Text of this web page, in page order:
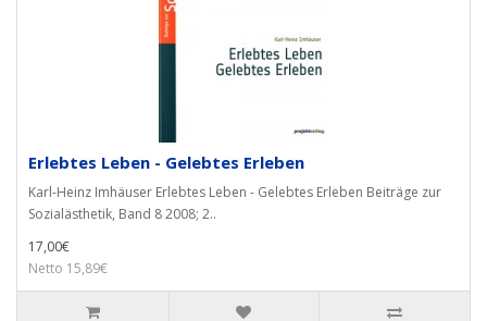
Erlebtes Leben - Gelebtes Erleben
Karl-Heinz Imhäuser Erlebtes Leben - Gelebtes Erleben Beiträge zur
Sozialästhetik, Band 8 2008; 2..
17,00€
Netto 15,89€